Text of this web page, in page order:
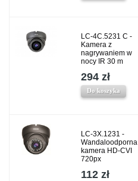
LC-4C.5231 C -
Kamera z
nagrywaniem w
nocy IR 30 m
294 zł
Do koszyka
LC-3X.1231 -
Wandaloodporna
kamera HD-CVI
720px
112 zł